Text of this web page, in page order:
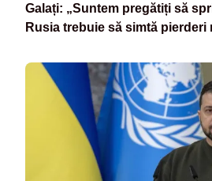
Galați: „Suntem pregătiți să
Rusia trebuie să simtă pierderi